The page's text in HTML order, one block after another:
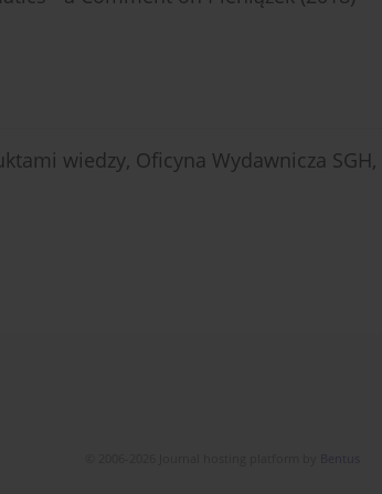
wiedzy, Oficyna Wydawnicza SGH,